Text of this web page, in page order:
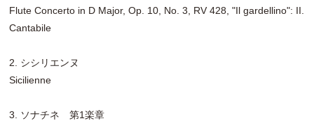
Flute Concerto in D Major, Op. 10, No. 3, RV 428, "Il gardellino": II.
Cantabile
2. シシリエンヌ
Sicilienne
3. ソナチネ 第1楽章